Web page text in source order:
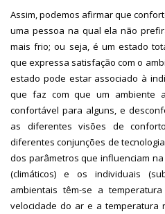
Assim, podemos afirmar que
uma pessoa na qual ela não
mais frio; ou seja, é um estado
que expressa satisfação com o
estado pode estar associado à
que faz com que um ambiente
confortável para alguns, e
as diferentes visões de
diferentes conjunções de
dos parâmetros que influenciam
(climáticos) e os individuais
ambientais têm-se a
velocidade do ar e a temperatura